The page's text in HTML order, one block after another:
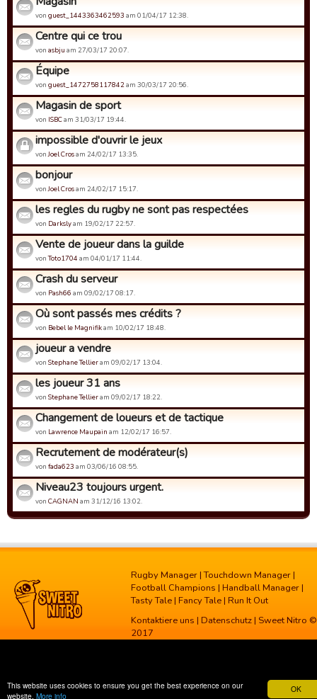
OK
This website uses cookies to ensure you get the best experience on our
website. More info
von guest_1443363462593 am 01/04/17 12:38.
Centre qui ce trou
von asbju am 27/03/17 20:07.
Équipe
von guest_1472758117842am 30/03/17 20:56.
Magasin de sport
von ISBCam 31/03/17 19:44.
impossible d'ouvrir le jeux
vonJoel Crosam 24/02/17 13:35.
bonjour
vonJoel Crosam 24/02/17 15:17.
les regles du rugby ne sont pas respectées
von Darkslyam 19/02/17 22:57.
Vente de joueur dans la guilde
vonToto1704 am 04/01/17 11:44.
Crash du serveur
von Pash66 am 09/02/17 08:17.
Où sont passés mes crédits ?
von Bebel le Magnifikam 10/02/17 18:48.
joueur a vendre
von Stephane Tellieram 09/02/17 13:04.
les joueur 31 ans
von Stephane Tellieram 09/02/17 18:22.
Changement de loueurs et de tactique
von Lawrence Maupain am 12/02/17 16:57.
Recrutement de modérateur(s)
von fada623 am 03/06/16 08:55.
Niveau23 toujours urgent.
von CAGNAN am 31/12/16 13:02.
Rugby Manager |Touchdown Manager |
Football Champions | Handball Manager |
Tasty Tale | Fancy Tale | Run It Out
Kontaktiere uns | Datenschutz | Sweet Nitro ©
2017